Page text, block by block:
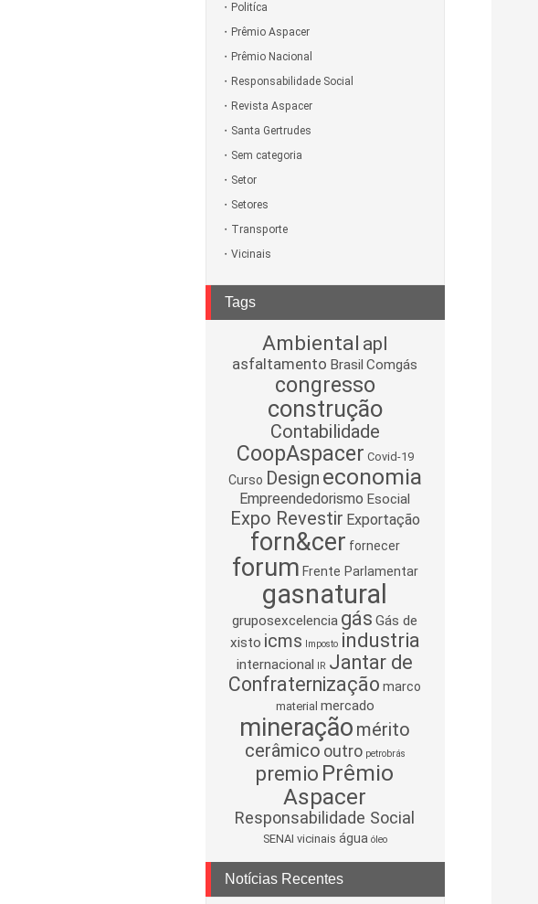
Politíca
Prêmio Aspacer
Prêmio Nacional
Responsabilidade Social
Revista Aspacer
Santa Gertrudes
Sem categoria
Setor
Setores
Transporte
Vicinais
Tags
Ambiental apl
asfaltamento Brasil Comgás
congresso
construção
Contabilidade
CoopAspacer Covid-19
Curso Design economia
Empreendedorismo Esocial
Expo Revestir Exportação
forn&cer fornecer
forum Frente Parlamentar
gasnatural
gruposexcelencia gás Gás de
xisto icms Imposto industria
internacional IR Jantar de
Confraternização marco
material mercado
mineração mérito
cerâmico outro petrobrás
premio Prêmio
Aspacer
Responsabilidade Social
SENAI vicinais água óleo
Notícias Recentes